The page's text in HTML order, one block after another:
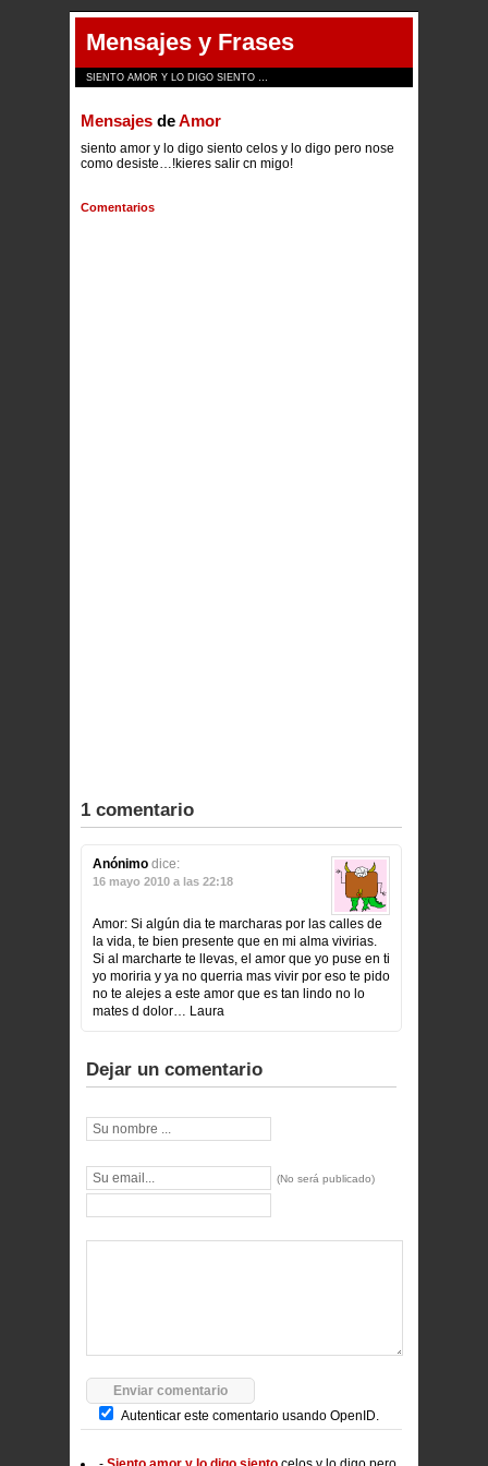
Mensajes y Frases
SIENTO AMOR Y LO DIGO SIENTO …
Mensajes deAmor
siento amor y lo digo siento celos y lo digo pero nose
como desiste…!kieres salir cn migo!
Comentarios
1 comentario
Anónimo dice:
16 mayo 2010 a las 22:18
Amor: Si algún dia te marcharas por las calles de
la vida, te bien presente que en mi alma vivirias.
Si al marcharte te llevas, el amor que yo puse en ti
yo moriria y ya no querria mas vivir por eso te pido
no te alejes a este amor que es tan lindo no lo
mates d dolor… Laura
Dejar un comentario
(No será publicado)
Autenticar este comentario usando OpenID.